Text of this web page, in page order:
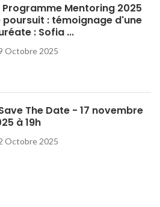
Programme Mentoring 2025
poursuit : témoignage d'une
: Sofia ...
Octobre 2025
The Date - 17 novembre
à 19h
Octobre 2025